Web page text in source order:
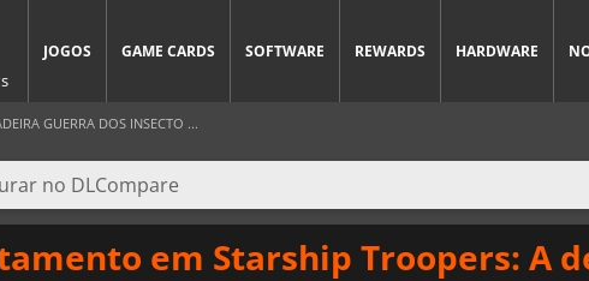
JOGOS GAME CARDS SOFTWARE REWARDS HARDWARE
GUERRA DOS INSECTO ...
em Starship Troopers: A